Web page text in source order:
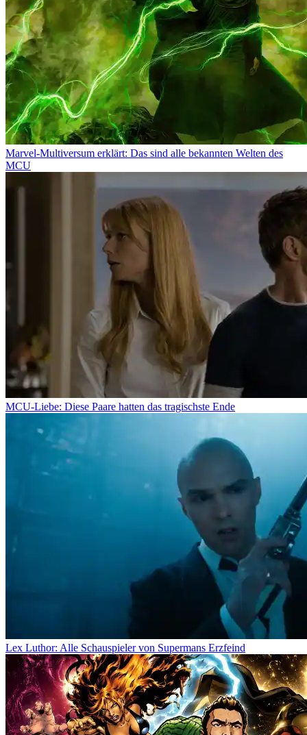
Marvel-Multiversum erklärt: Das sind alle bekannten Welten des
MCU
MCU-Liebe: Diese Paare hatten das tragischste Ende
Lex Luthor: Alle Schauspieler von Supermans Erzfeind